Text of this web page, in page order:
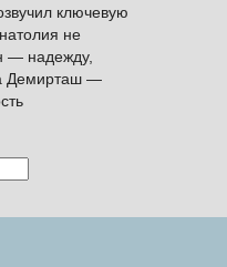
ключевую
не
— надежду,
Демирташ —